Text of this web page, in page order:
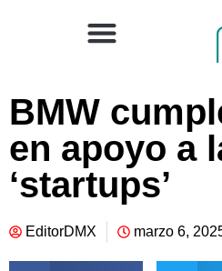
BMW
en apoyo a
‘startups’
EditorDMX marzo 6,